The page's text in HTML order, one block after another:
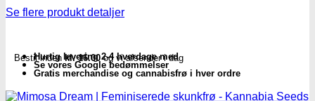
Se flere produkt detaljer
Bestil indenkl. 16.00og vi afsender i dag
Hurtig levering 2-4 hverdage med
Se vores Google bedømmelser
Gratis merchandise og cannabisfrø i hver ordre